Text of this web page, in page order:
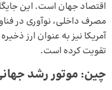
اقتصاد جهان است. این
مصرف داخلی، نوآوری در
آمریکا نیز به عنوان ارز
تقویت کرده است.
چین: موتور رشد